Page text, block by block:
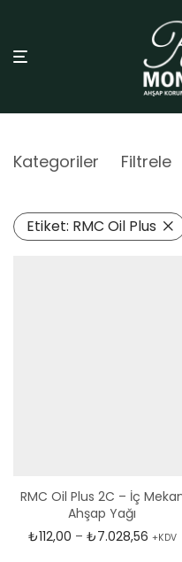
Kategoriler Filtrele
Etiket: RMC Oil Plus
RMC Oil Plus 2C – İç
Ahşap Yağı
₺112,00 – ₺7.028,56Fiyat
+KDV